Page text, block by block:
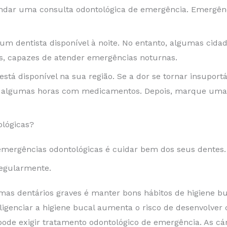
uma consulta odontológica de emergência.
dentista disponível à noite. No entanto, algumas
capazes de atender emergências noturnas.
disponível na sua região. Se a dor se tornar
horas com medicamentos. Depois, marque
odontológicas é cuidar bem dos seus
dentários graves é manter bons hábitos de higiene
a higiene bucal aumenta o risco de desenvolver
exigir tratamento odontológico de emergência. As